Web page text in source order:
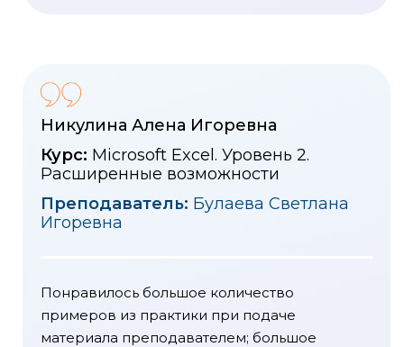
Никулина Алена Игоревна
Курс: Microsoft Excel. Уровень 2.
Расширенные возможности
Преподаватель: Булаева Светлана
Игоревна
Понравилось большое количество
примеров из практики при подаче
материала преподавателем; большое